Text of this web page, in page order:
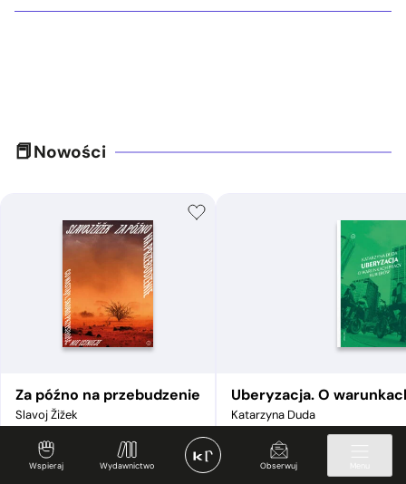
Wspieraj Wydawnictwo Obserwuj
Nowości
Za późno na przebudzenie
Slavoj Žižek
od24,95zł
Zobacz
Uberyzacja. O
Katarzyna Duda
od24,95zł
Zobacz